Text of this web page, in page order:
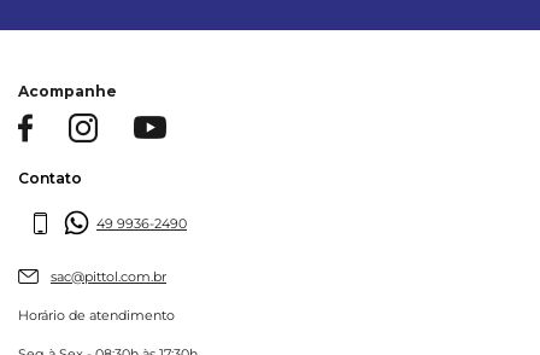
Acompanhe
Contato
49 9936-2490
sac@pittol.com.br
Horário de atendimento